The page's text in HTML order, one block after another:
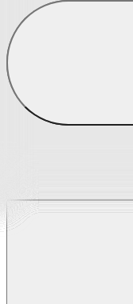
Prostěradla z mikroplyše
Prostěradla froté